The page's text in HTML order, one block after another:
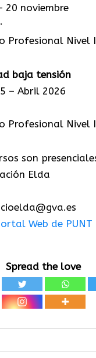
20 noviembre
Profesional Nivel
baja tensión
– Abril 2026
Profesional Nivel
son
Elda
Web de PUNT
Spread the love